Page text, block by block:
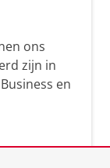
ons
zijn in
en